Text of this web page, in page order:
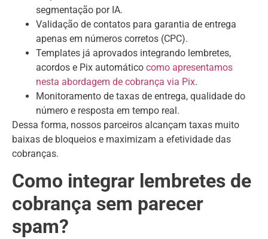
segmentação por IA.
Validação de contatos para garantia de entrega
apenas em números corretos (CPC).
Templates já aprovados integrando lembretes,
acordos e Pix automático como apresentamos
nesta abordagem de cobrança via Pix.
Monitoramento de taxas de entrega, qualidade do
número e resposta em tempo real.
Dessa forma, nossos parceiros alcançam taxas muito
baixas de bloqueios e maximizam a efetividade das
cobranças.
Como integrar lembretes de
cobrança sem parecer
spam?